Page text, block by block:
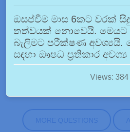
ඔසප්වීම මාස 6කට වරක්
තත්වයක් නොවෙයි. මෙයට
බැලිමට පරීක්ෂණ
සඳහා ඖෂධ ප්‍රතිකාර
Views: 384
MORE QUESTIONS